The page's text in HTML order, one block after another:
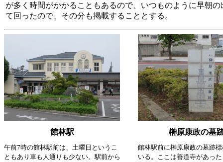
が多く時間がかかることもあるので、いつものように早朝
て回ったので、その分も掲載することとする。
館林駅 榊原康政の墓
午前7時の館林駅前は、土曜日というこ
ともあり車も人通りも少ない。駅前から
館林駅前に榊原康政の墓跡
いる。ここは善道寺があっ